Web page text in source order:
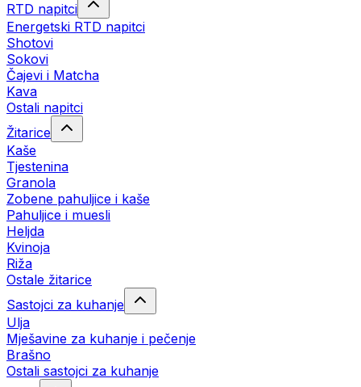
RTD napitci
Energetski RTD napitci
Shotovi
Sokovi
Čajevi i Matcha
Kava
Ostali napitci
Žitarice
Kaše
Tjestenina
Granola
Zobene pahuljice i kaše
Pahuljice i muesli
Heljda
Kvinoja
Riža
Ostale žitarice
Sastojci za kuhanje
Ulja
Mješavine za kuhanje i pečenje
Brašno
Ostali sastojci za kuhanje